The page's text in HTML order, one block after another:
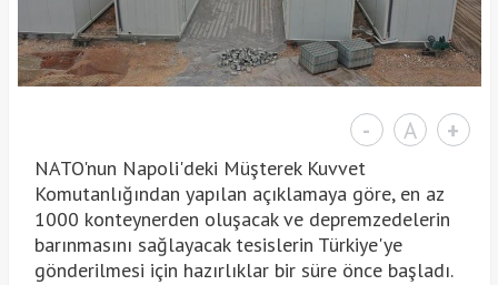
- A +
NATO'nun Napoli'deki Müşterek Kuvvet
Komutanlığından yapılan açıklamaya göre, en az
1000 konteynerden oluşacak ve depremzedelerin
barınmasını sağlayacak tesislerin Türkiye'ye
gönderilmesi için hazırlıklar bir süre önce başladı.